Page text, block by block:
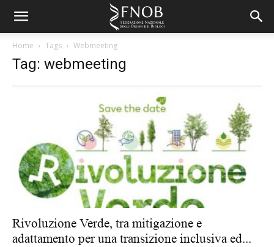
Home Tags Webmeeting
Tag: webmeeting
Rivoluzione Verde, tra mitigazione e
adattamento per una transizione inclusiva ed...